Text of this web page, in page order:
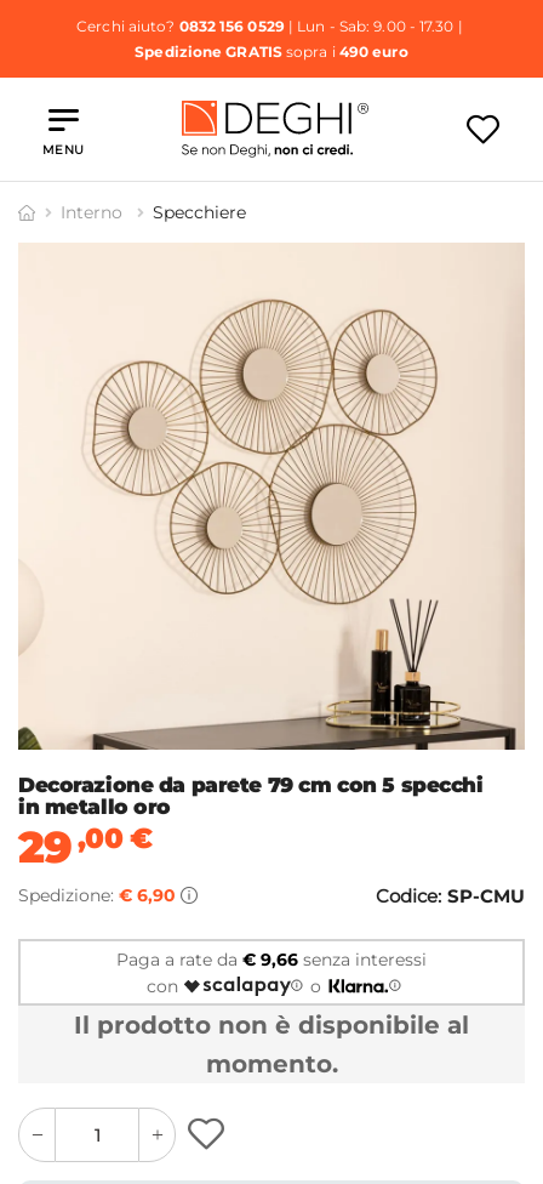
Cerchi aiuto? 0832 156 0529| Lun - Sab: 9.00 - 17.30 |
Spedizione GRATISsopra i 490 euro
MENU
Interno Specchiere
Decorazione da parete 79 cm con 5 specchi
in metallo oro
29,00€
Spedizione: € 6,90 Codice: SP-CMU
Paga a rate da € 9,66 senza interessi
con
o
Il prodotto non è disponibile al
momento.
quantity
button
quantity
minus
button